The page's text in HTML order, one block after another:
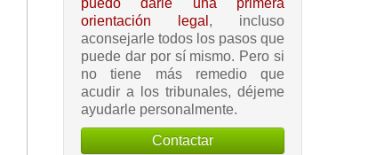
orientación legal , incluso
aconsejarle todos los pasos que
puede dar por sí mismo. Pero si
no tiene más remedio que
acudir a los tribunales, déjeme
ayudarle personalmente.
Contactar